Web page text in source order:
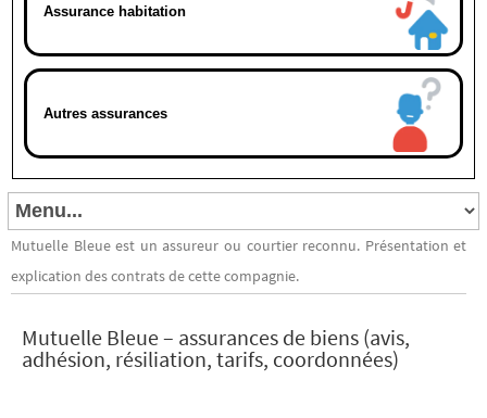
Assurance habitation
Autres assurances
Mutuelle Bleue est un assureur ou courtier reconnu. Présentation et
explication des contrats de cette compagnie.
Mutuelle Bleue – assurances de biens (avis,
adhésion, résiliation, tarifs, coordonnées)